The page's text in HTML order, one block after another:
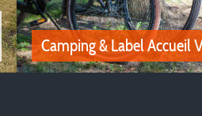
Camping & Label Accueil